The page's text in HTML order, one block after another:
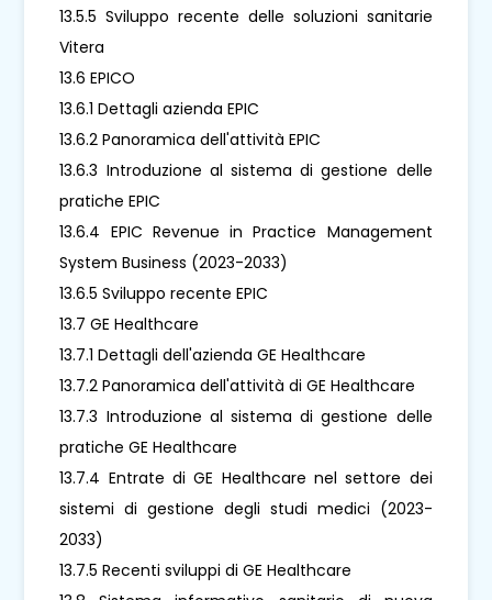
13.5.5 Sviluppo recente delle soluzioni sanitarie
Vitera
13.6 EPICO
13.6.1 Dettagli azienda EPIC
13.6.2 Panoramica dell'attività EPIC
13.6.3 Introduzione al sistema di gestione delle
pratiche EPIC
13.6.4 EPIC Revenue in Practice Management
System Business (2023-2033)
13.6.5 Sviluppo recente EPIC
13.7 GE Healthcare
13.7.1 Dettagli dell'azienda GE Healthcare
13.7.2 Panoramica dell'attività di GE Healthcare
13.7.3 Introduzione al sistema di gestione delle
pratiche GE Healthcare
13.7.4 Entrate di GE Healthcare nel settore dei
sistemi di gestione degli studi medici (2023-
2033)
13.7.5 Recenti sviluppi di GE Healthcare